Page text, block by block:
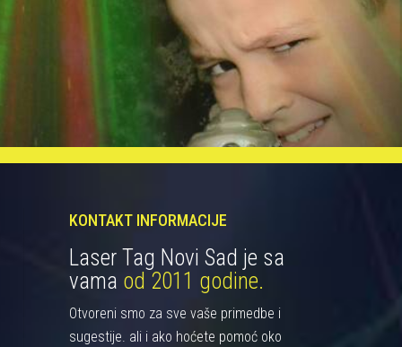
KONTAKT INFORMACIJE
Laser Tag Novi Sad je sa
vama od 2011 godine.
Otvoreni smo za sve vaše primedbe i
sugestije. ali i ako hoćete pomoć oko